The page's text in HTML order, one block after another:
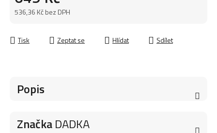
536,36 Kč bez DPH
Tisk
Zeptat se Hlídat Sdílet
Popis
ZnačkaDADKA